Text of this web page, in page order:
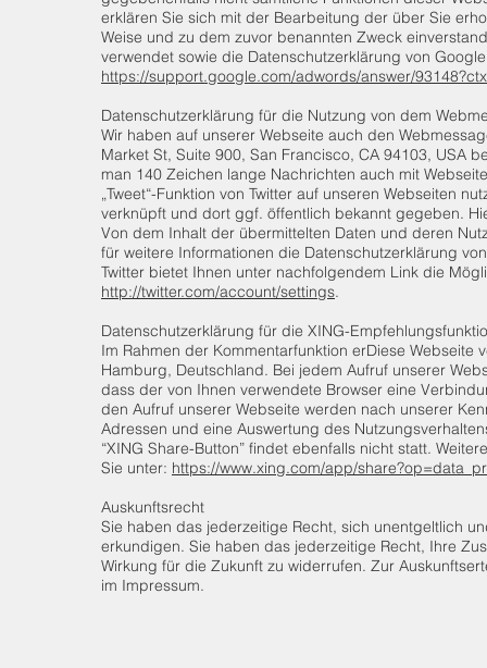
erklären Sie sich mit der Bearbeitung der über Sie
Weise und zu dem zuvor benannten Zweck
verwendet sowie die
https://support.google.com/adwords/answer/
Datenschutzerklärung für die Nutzung von dem
Wir haben auf unserer Webseite auch den
Market St, Suite 900, San Francisco, CA 94103, USA
man 140 Zeichen lange Nachrichten auch mit
„Tweet“-Funktion von Twitter auf unseren Webseiten
verknüpft und dort ggf. öffentlich bekannt gegeben.
Von dem Inhalt der übermittelten Daten und deren
für weitere Informationen die Datenschutzerklärung
Twitter bietet Ihnen unter nachfolgendem Link die
http://twitter.com/account/settings.
Datenschutzerklärung für die XING-
Im Rahmen der Kommentarfunktion erDiese
Hamburg, Deutschland. Bei jedem Aufruf unserer
dass der von Ihnen verwendete Browser eine
den Aufruf unserer Webseite werden nach unserer
Adressen und eine Auswertung des
“XING Share-Button” findet ebenfalls nicht statt.
Sie unter: https://www.xing.com/app/
Auskunftsrecht
Sie haben das jederzeitige Recht, sich unentgeltlich
erkundigen. Sie haben das jederzeitige Recht, Ihre
Wirkung für die Zukunft zu widerrufen. Zur
im Impressum.